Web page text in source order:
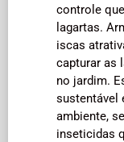
controle
lagartas.
iscas
capturar as
no jardim.
sustentável
ambiente,
inseticidas